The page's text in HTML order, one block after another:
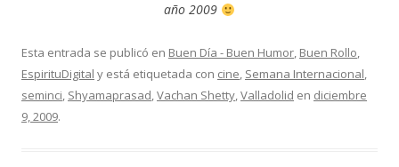
año 2009
Esta entrada se publicó en Buen Día - Buen Humor, Buen Rollo,
EspirituDigital y está etiquetada con cine, Semana Internacional,
seminci, Shyamaprasad,Vachan Shetty,Valladolid en diciembre
9, 2009.